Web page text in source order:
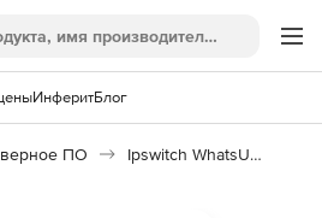
ИнферитБлог
ПО Ipswitch WhatsUp Gold Distributed